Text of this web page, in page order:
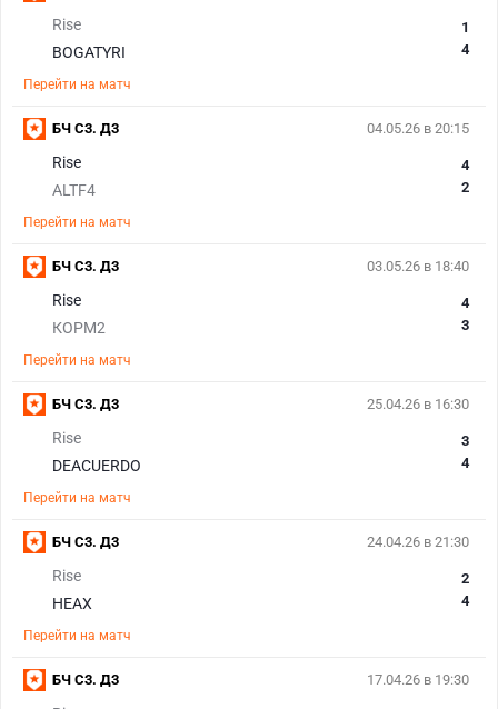
Rise
BOGATYRI
1
4
Перейти на матч
04.05.26 в 20:15
Rise
ALTF4
4
2
Перейти на матч
БЧ С3. Д3
03.05.26 в 18:40
Rise
КОРМ2
4
3
Перейти на матч
БЧ С3. Д3
25.04.26 в 16:30
Rise
DEACUERDO
3
4
Перейти на матч
БЧ С3. Д3
24.04.26 в 21:30
Rise
HEAX
2
4
Перейти на матч
БЧ С3. Д3
17.04.26 в 19:30
БЧ С3. Д3